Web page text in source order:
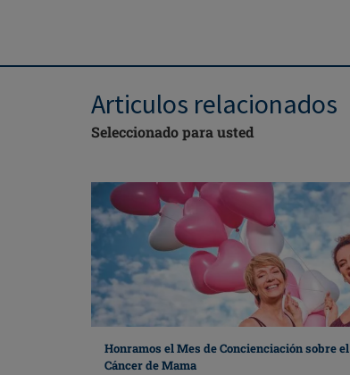
Articulos relacionados
Seleccionado para usted
Honramos el Mes de Concienciación sobre el
Cáncer de Mama